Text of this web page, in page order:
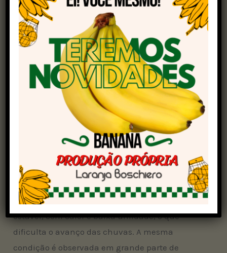
E chuvas no interior do Sudeste
Apesar da atuação da frente fria no Sul, o
sistema não deve provocar precipitações no
interior de São Paulo nem em Mato Grosso do
Sul nesta etapa. Nessas áreas, o tempo segue
firme, com predomínio de sol e baixa umidade
relativa do ar, o que exige atenção redobrada
para a hidratação, risco de queimadas e
impacto no desenvolvimento das lavouras.
Tempo seco
O interior da região do Matopiba continua com
uma massa de ar seco. O tempo permanece
estável, com calor e baixa umidade, o que
dificulta o avanço das chuvas. A mesma
condição é observada em grande parte de